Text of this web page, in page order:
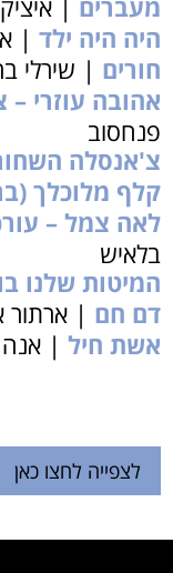
מעברים |
היה היה ילד |
חורים | שירלי
אהובה עוזרי –
פנחסוב
צ'אנסלה
קלף מלוכלך
לאה צמל –
בלאיש
המיטות שלנו
דם חם | ארתור
אשת חיל |
לצפייה לחצו כאן